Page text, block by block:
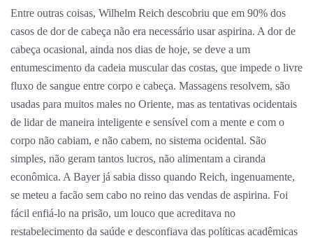
Entre outras coisas, Wilhelm Reich descobriu que em 90% dos
casos de dor de cabeça não era necessário usar aspirina. A dor de
cabeça ocasional, ainda nos dias de hoje, se deve a um
entumescimento da cadeia muscular das costas, que impede o livre
fluxo de sangue entre corpo e cabeça. Massagens resolvem, são
usadas para muitos males no Oriente, mas as tentativas ocidentais
de lidar de maneira inteligente e sensível com a mente e com o
corpo não cabiam, e não cabem, no sistema ocidental. São
simples, não geram tantos lucros, não alimentam a ciranda
econômica. A Bayer já sabia disso quando Reich, ingenuamente,
se meteu a facão sem cabo no reino das vendas de aspirina. Foi
fácil enfiá-lo na prisão, um louco que acreditava no
restabelecimento da saúde e desconfiava das políticas acadêmicas